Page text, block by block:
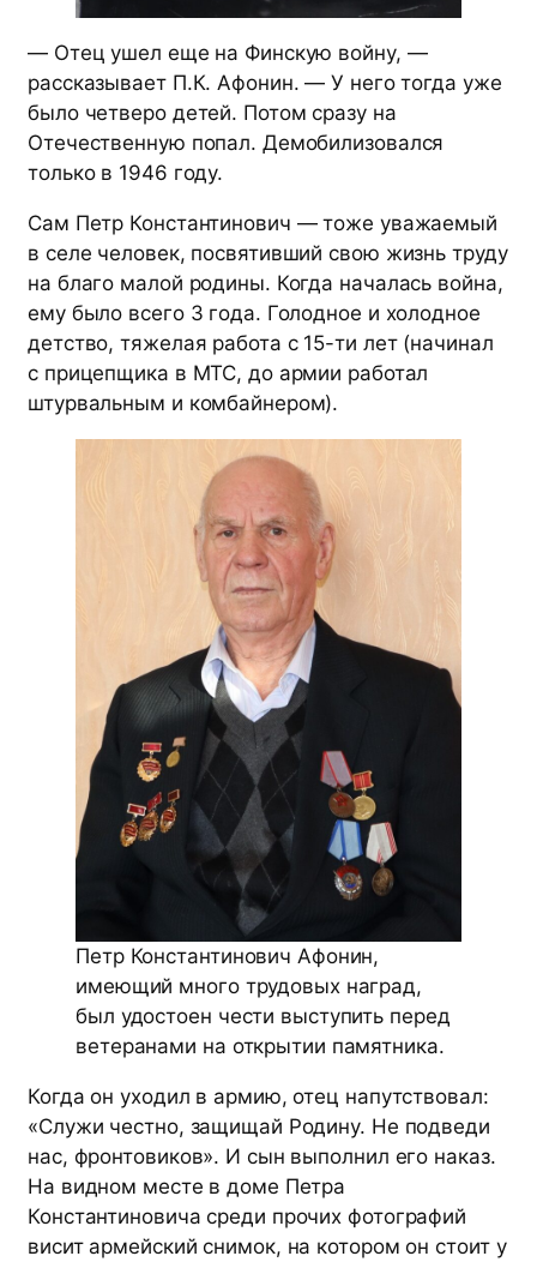
— Отец ушел еще на Финскую войну, —
рассказывает П.К. Афонин. — У него тогда уже
было четверо детей. Потом сразу на
Отечественную попал. Демобилизовался
только в 1946 году.
Сам Петр Константинович — тоже уважаемый
в селе человек, посвятивший свою жизнь труду
на благо малой родины. Когда началась война,
ему было всего 3 года. Голодное и холодное
детство, тяжелая работа с 15-ти лет (начинал
с прицепщика в МТС, до армии работал
штурвальным и комбайнером).
Петр Константинович Афонин,
имеющий много трудовых наград,
был удостоен чести выступить перед
ветеранами на открытии памятника.
Когда он уходил в армию, отец напутствовал:
«Служи честно, защищай Родину. Не подведи
нас, фронтовиков». И сын выполнил его наказ.
На видном месте в доме Петра
Константиновича среди прочих фотографий
висит армейский снимок, на котором он стоит у